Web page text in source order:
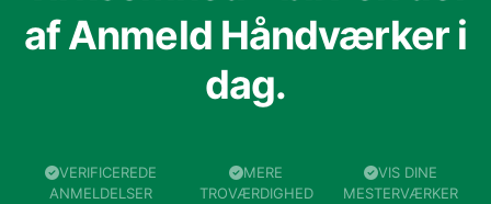
af Anmeld Håndværker i
dag.
VERIFICEREDE
ANMELDELSER
MERE
TROVÆRDIGHED
VIS DINE
MESTERVÆRKER